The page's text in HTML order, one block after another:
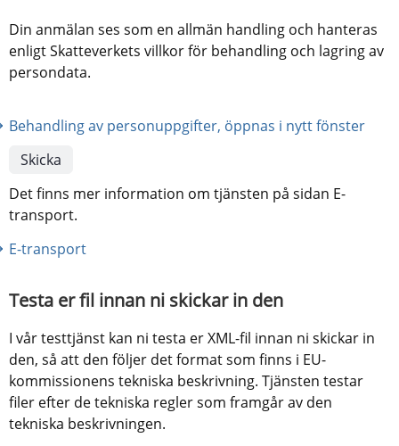
Din anmälan ses som en allmän handling och hanteras
enligt Skatteverkets villkor för behandling och lagring av
persondata.
Behandling av personuppgifter, öppnas i nytt fönster
Det finns mer information om tjänsten på sidan E-
transport.
E-transport
Testa er fil innan ni skickar in den
I vår testtjänst kan ni testa er XML-fil innan ni skickar in
den, så att den följer det format som finns i EU-
kommissionens tekniska beskrivning. Tjänsten testar
filer efter de tekniska regler som framgår av den
tekniska beskrivningen.